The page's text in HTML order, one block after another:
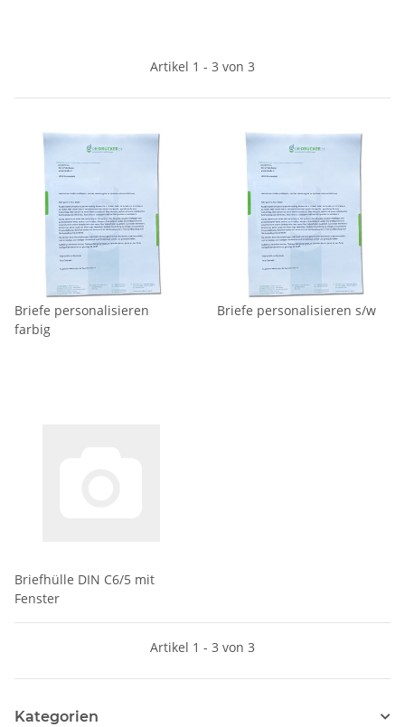
Artikel 1 - 3 von 3
Briefe personalisieren
farbig
Briefe personalisieren s/w
Briefhülle DIN C6/5 mit
Fenster
Artikel 1 - 3 von 3
Kategorien